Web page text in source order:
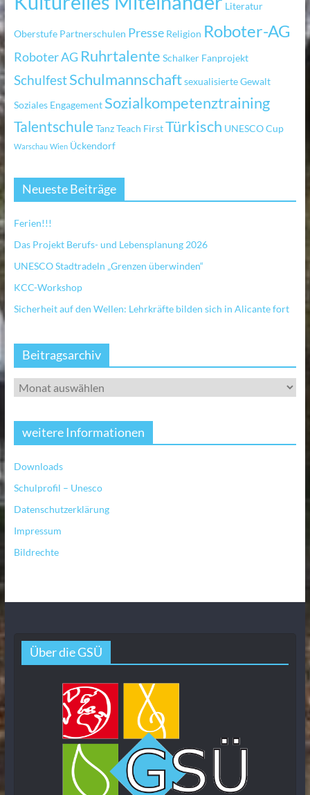
Literatur
Oberstufe Partnerschulen Presse Religion Roboter-AG
Roboter AG Ruhrtalente Schalker Fanprojekt
SchulfestSchulmannschaftsexualisierte Gewalt
Soziales Engagement Sozialkompetenztraining
TalentschuleTanzTeach FirstTürkisch UNESCO Cup
Warschau Wien Ückendorf
Neueste Beiträge
Ferien!!!
Das Projekt Berufs- und Lebensplanung 2026
UNESCO Stadtradeln „Grenzen überwinden“
KCC-Workshop
Sicherheit auf den Wellen: Lehrkräfte bilden sich in Alicante fort
Beitragsarchiv
weitere Informationen
Downloads
Schulprofil – Unesco
Datenschutzerklärung
Impressum
Bildrechte
Über die GSÜ